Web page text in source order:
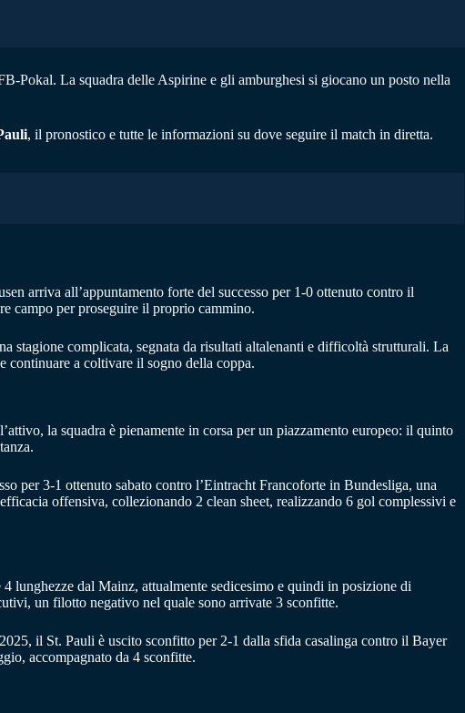
Pokal. La squadra delle Aspirine e gli amburghesi si giocano un posto nella
, il pronostico e tutte le informazioni su dove seguire il match in diretta.
arriva all’appuntamento forte del successo per 1-0 ottenuto contro il
campo per proseguire il proprio cammino.
stagione complicata, segnata da risultati altalenanti e difficoltà strutturali. La
continuare a coltivare il sogno della coppa.
la squadra è pienamente in corsa per un piazzamento europeo: il quinto
per 3-1 ottenuto sabato contro l’Eintracht Francoforte in Bundesliga, una
offensiva, collezionando 2 clean sheet, realizzando 6 gol complessivi e
lunghezze dal Mainz, attualmente sedicesimo e quindi in posizione di
un filotto negativo nel quale sono arrivate 3 sconfitte.
il St. Pauli è uscito sconfitto per 2-1 dalla sfida casalinga contro il Bayer
accompagnato da 4 sconfitte.